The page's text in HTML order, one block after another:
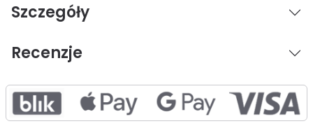
Szczegóły
Recenzje